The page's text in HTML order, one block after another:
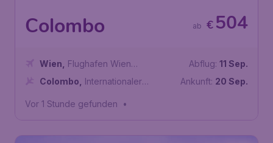
Colombo € 504
ab
Wien
Flughafen Wien
Schwechat
Colombo
Internationaler
Abflug: 11 Sep.
Ankunft: 20 Sep.
Vor 1 Stunde gefunden •